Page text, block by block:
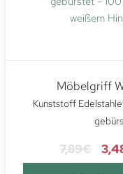
Möbelgriff
Kunststoff
7,89€